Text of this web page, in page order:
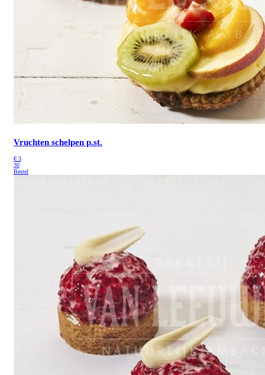
Vruchten schelpen p.st.
€ 3
30
Bestel